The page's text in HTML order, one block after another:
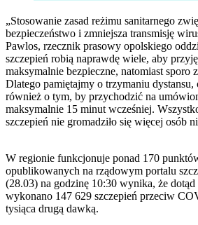
„Stosowanie zasad reżimu sanitarnego
bezpieczeństwo i zmniejsza transmisję
Pawlos, rzecznik prasowy opolskiego
szczepień robią naprawdę wiele, aby
maksymalnie bezpieczne, natomiast sporo
Dlatego pamiętajmy o trzymaniu dystansu,
również o tym, by przychodzić na
maksymalnie 15 minut wcześniej.
szczepień nie gromadziło się więcej osób
W regionie funkcjonuje ponad 170
opublikowanych na rządowym portalu
(28.03) na godzinę 10:30 wynika, że
wykonano 147 629 szczepień przeciw
tysiąca drugą dawką.